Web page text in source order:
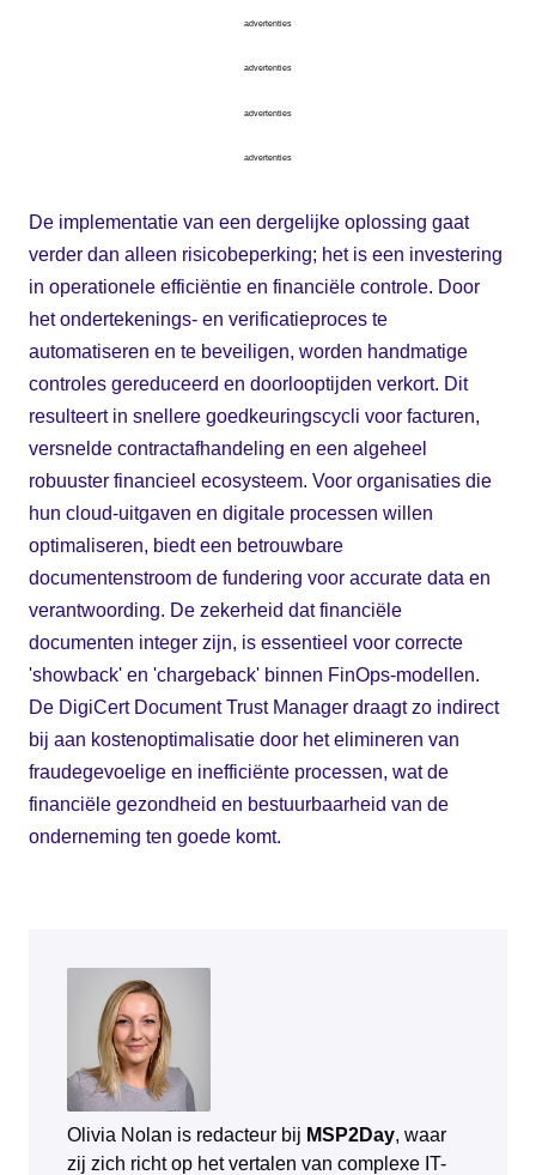
advertenties
advertenties
advertenties
advertenties
De implementatie van een dergelijke oplossing gaat
verder dan alleen risicobeperking; het is een investering
in operationele efficiëntie en financiële controle. Door
het ondertekenings- en verificatieproces te
automatiseren en te beveiligen, worden handmatige
controles gereduceerd en doorlooptijden verkort. Dit
resulteert in snellere goedkeuringscycli voor facturen,
versnelde contractafhandeling en een algeheel
robuuster financieel ecosysteem. Voor organisaties die
hun cloud-uitgaven en digitale processen willen
optimaliseren, biedt een betrouwbare
documentenstroom de fundering voor accurate data en
verantwoording. De zekerheid dat financiële
documenten integer zijn, is essentieel voor correcte
'showback' en 'chargeback' binnen FinOps-modellen.
De DigiCert Document Trust Manager draagt zo indirect
bij aan kostenoptimalisatie door het elimineren van
fraudegevoelige en inefficiënte processen, wat de
financiële gezondheid en bestuurbaarheid van de
onderneming ten goede komt.
Olivia Nolan is redacteur bij MSP2Day, waar
zij zich richt op het vertalen van complexe IT-